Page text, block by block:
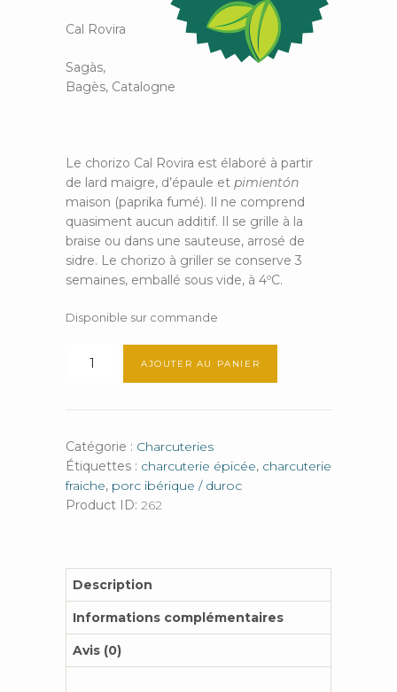
Cal Rovira
Sagàs,
Bagès, Catalogne
Le chorizo Cal Rovira est élaboré à partir
de lard maigre, d’épaule et pimientón
maison (paprika fumé). Il ne comprend
quasiment aucun additif. Il se grille à la
braise ou dans une sauteuse, arrosé de
sidre. Le chorizo à griller se conserve 3
semaines, emballé sous vide, à 4ºC.
Disponible sur commande
à
(/kg)
AJOUTER AU PANIER
Catégorie : Charcuteries
Étiquettes : charcuterie épicée, charcuterie
fraiche, porc ibérique / duroc
Product ID: 262
Description
Informations complémentaires
Avis (0)